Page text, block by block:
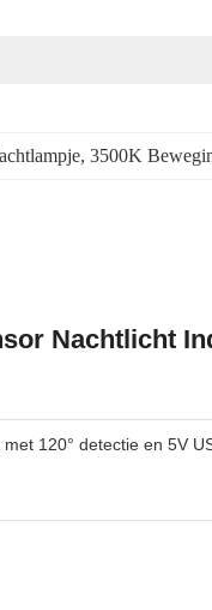
, 3500K
Nachtlicht
120° detectie en 5V